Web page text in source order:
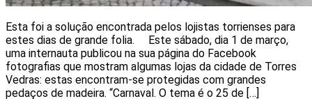
Esta foi a solução encontrada pelos lojistas torrienses para
estes dias de grande folia. Este sábado, dia 1 de março,
uma internauta publicou na sua página do Facebook
fotografias que mostram algumas lojas da cidade de Torres
Vedras: estas encontram-se protegidas com grandes
pedaços de madeira. “Carnaval. O tema é o 25 de […]